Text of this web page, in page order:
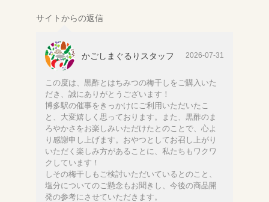
サイトからの返信
かごしまぐるりスタッフ 2026-07-31
この度は、黒酢とはちみつの梅干しをご購入いた
だき、誠にありがとうございます！
博多駅の催事をきっかけにご利用いただいたこ
と、大変嬉しく思っております。また、黒酢のま
ろやかさをお楽しみいただけたとのことで、心よ
り感謝申し上げます。おやつとしてお召し上がり
いただく楽しみ方があることに、私たちもワクワ
クしています！
しその梅干しもご検討いただいているとのこと、
塩分についてのご懸念もお聞きし、今後の商品開
発の参考にさせていただきます。